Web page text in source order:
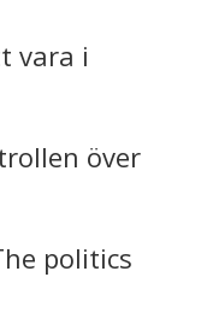
vara i
över
politics